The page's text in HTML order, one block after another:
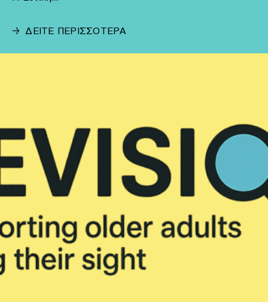
→ ΔΕΙΤΕ ΠΕΡΙΣΣΟΤΕΡΑ